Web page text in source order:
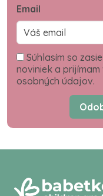
Email
Súhlasím so
noviniek a
osobných údajov.